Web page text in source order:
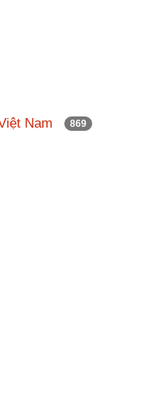
Nam 869